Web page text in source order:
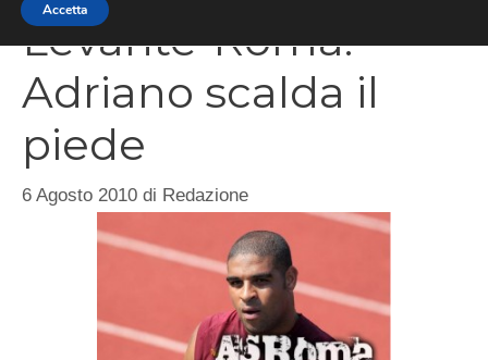
Levante-Roma:
Adriano scalda il
piede
6 Agosto 2010 di Redazione
Accetta